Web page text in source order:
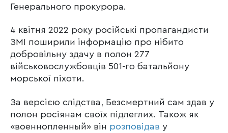
Генерального прокурора.
4 квітня 2022 року російські пропагандисти
ЗМІ поширили інформацію про нібито
добровільну здачу в полон 277
військовослужбовців 501-го батальйону
морської піхоти.
За версією слідства, Безсмертний сам здав у
полон росіянам своїх підлеглих. Також як
«военнопленный» він розповідав у